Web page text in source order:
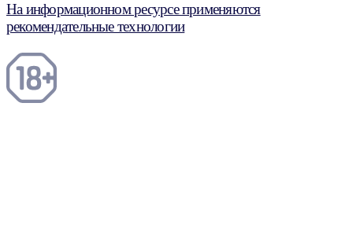
На информационном ресурсе применяются
рекомендательные технологии